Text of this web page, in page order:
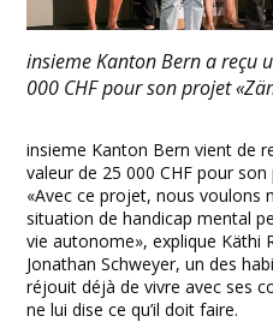
insieme Kanton Bern a reçu
000 CHF pour son projet
insieme Kanton Bern vient de
valeur de 25 000 CHF pour
«Avec ce projet, nous voulons
situation de handicap mental
vie autonome», explique Käthi
Jonathan Schweyer, un des
réjouit déjà de vivre avec ses
ne lui dise ce qu’il doit faire.